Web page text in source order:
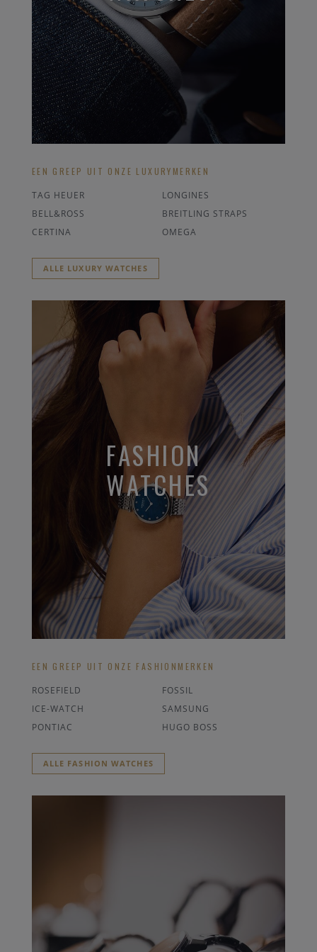
EEN GREEP UIT ONZE LUXURYMERKEN
TAG HEUER
LONGINES
BELL&ROSS
BREITLING STRAPS
CERTINA
OMEGA
ALLE LUXURY WATCHES
FASHION
WATCHES
EEN GREEP UIT ONZE FASHIONMERKEN
ROSEFIELD
FOSSIL
ICE-WATCH
SAMSUNG
PONTIAC
HUGO BOSS
ALLE FASHION WATCHES